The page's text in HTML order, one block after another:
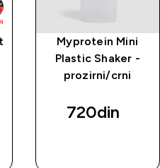
Myprotein Mini
Plastic Shaker -
prozirni/crni
720din‎